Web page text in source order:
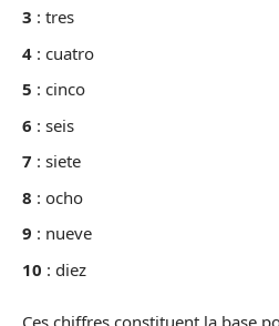
3 : tres
4 : cuatro
5 : cinco
6 : seis
7 : siete
8 : ocho
9 : nueve
10 : diez
Ces chiffres constituent la base